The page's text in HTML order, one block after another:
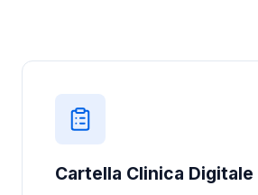
Cartella Clinica Digitale